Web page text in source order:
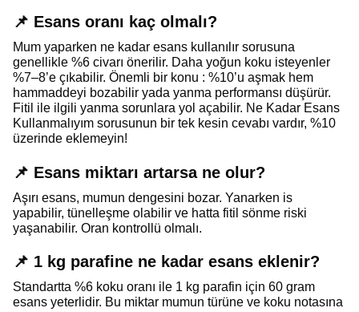
📌 Esans oranı kaç olmalı?
Mum yaparken ne kadar esans kullanılır sorusuna
genellikle %6 civarı önerilir. Daha yoğun koku isteyenler
%7–8’e çıkabilir. Önemli bir konu : %10’u aşmak hem
hammaddeyi bozabilir yada yanma performansı düşürür.
Fitil ile ilgili yanma sorunlara yol açabilir. Ne Kadar Esans
Kullanmalıyım sorusunun bir tek kesin cevabı vardır, %10
üzerinde eklemeyin!
📌 Esans miktarı artarsa ne olur?
Aşırı esans, mumun dengesini bozar. Yanarken is
yapabilir, tünelleşme olabilir ve hatta fitil sönme riski
yaşanabilir. Oran kontrollü olmalı.
📌 1 kg parafine ne kadar esans eklenir?
Standartta %6 koku oranı ile 1 kg parafin için 60 gram
esans yeterlidir. Bu miktar mumun türüne ve koku notasına